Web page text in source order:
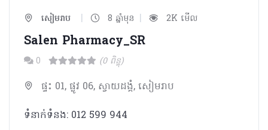
សៀមរាប | 8 ឆ្នាំមុន | 2K មើល
Salen Pharmacy_SR
0 (0 ពិន្ទុ)
ផ្ទះ 01, ផ្លូវ 06, ស្វាយដង្គំ, សៀមរាប
ទំនាក់ទំនង: 012 599 944